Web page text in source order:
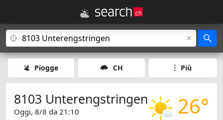
Piogge CH Più
26°
8103 Unterengstringen
Oggi, 8/8 da 21:10